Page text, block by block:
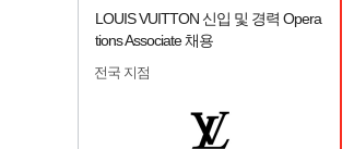
LOUIS VUITTON 신입 및 경력 Opera
tions Associate 채용
전국 지점